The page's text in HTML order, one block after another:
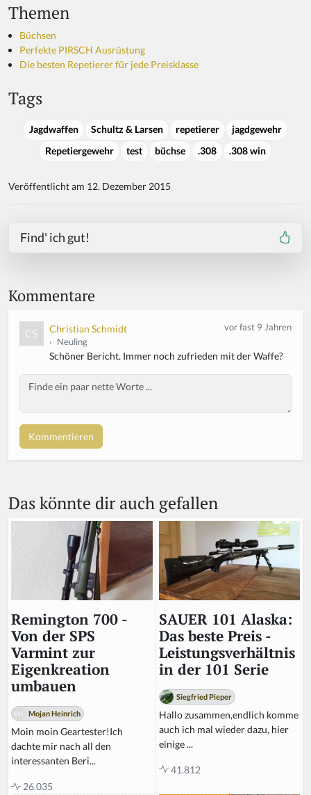
Themen
Büchsen
Perfekte PIRSCH Ausrüstung
Die besten Repetierer für jede Preisklasse
Tags
Jagdwaffen Schultz & Larsen repetierer
jagdgewehr
Repetiergewehr
test büchse .308 .308 win
Veröffentlicht am 12. Dezember 2015
Find' ich gut!
Kommentare
Christian Schmidt
› Neuling
vor fast 9 Jahren
Schöner Bericht. Immer noch zufrieden mit der Waffe?
Body
Das könnte dir auch gefallen
Remington 700 -
Von der SPS
Varmint zur
Eigenkreation
umbauen
Mojan Heinrich
Moin moin Geartester!Ich
dachte mir nach all den
interessanten Beri...
26.035
SAUER 101 Alaska:
Das beste Preis -
Leistungsverhältnis
in der 101 Serie
Siegfried Pieper
Hallo zusammen,endlich komme
auch ich mal wieder dazu, hier
einige ...
41.812